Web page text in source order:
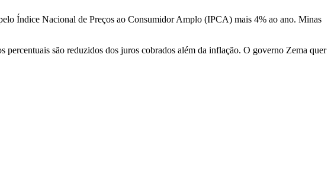
Índice Nacional de Preços ao Consumidor Amplo (IPCA) mais 4% ao ano. Minas
são reduzidos dos juros cobrados além da inflação. O governo Zema quer